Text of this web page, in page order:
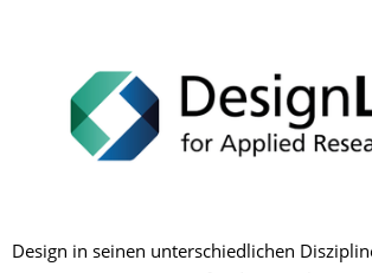
Design in seinen unterschiedlichen